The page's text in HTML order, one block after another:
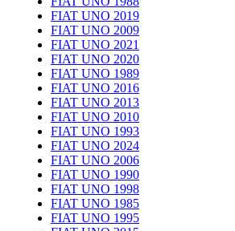
FIAT UNO 2019
FIAT UNO 2009
FIAT UNO 2021
FIAT UNO 2020
FIAT UNO 1989
FIAT UNO 2016
FIAT UNO 2013
FIAT UNO 2010
FIAT UNO 1993
FIAT UNO 2024
FIAT UNO 2006
FIAT UNO 1990
FIAT UNO 1998
FIAT UNO 1985
FIAT UNO 1995